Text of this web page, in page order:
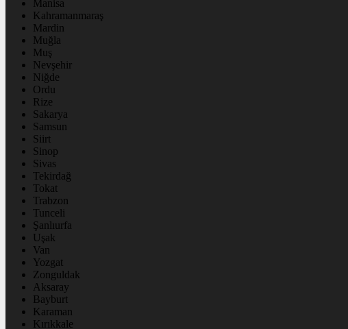
Manisa
Kahramanmaraş
Mardin
Muğla
Muş
Nevşehir
Niğde
Ordu
Rize
Sakarya
Samsun
Siirt
Sinop
Sivas
Tekirdağ
Tokat
Trabzon
Tunceli
Şanlıurfa
Uşak
Van
Yozgat
Zonguldak
Aksaray
Bayburt
Karaman
Kırıkkale